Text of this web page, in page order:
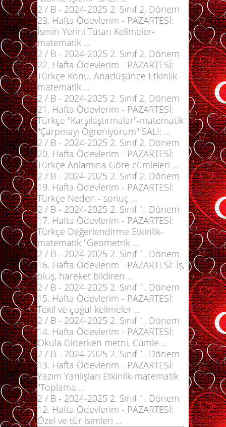
2 / B - 2024-2025 2. Sınıf 2. Dönem
23. Hafta Ödevlerim - PAZARTESİ:
İsmin Yerini Tutan Kelimeler-
matematik ...
2 / B - 2024-2025 2. Sınıf 2. Dönem
22. Hafta Ödevlerim - PAZARTESİ:
Türkçe Konu, Anadüşünce Etkinlik-
matematik ...
2 / B - 2024-2025 2. Sınıf 2. Dönem
21. Hafta Ödevlerim - PAZARTESİ:
Türkçe "Karşılaştırmalar"-matematik
"Çarpmayı Öğreniyorum" SALI: ...
2 / B - 2024-2025 2. Sınıf 2. Dönem
20. Hafta Ödevlerim - PAZARTESİ:
Türkçe Anlamına Göre cümleleri ...
2 / B - 2024-2025 2. Sınıf 2. Dönem
19. Hafta Ödevlerim - PAZARTESİ:
Türkçe Neden - sonuç ...
2 / B - 2024-2025 2. Sınıf 1. Dönem
17. Hafta Ödevlerim - PAZARTESİ:
Türkçe Değerlendirme Etkinlik-
matematik "Geometrik ...
2 / B - 2024-2025 2. Sınıf 1. Dönem
16. Hafta Ödevlerim - PAZARTESİ: İş,
oluş, hareket bildiren ...
2 / B - 2024-2025 2. Sınıf 1. Dönem
15. Hafta Ödevlerim - PAZARTESİ:
Tekil ve çoğul kelimeler ...
2 / B - 2024-2025 2. Sınıf 1. Dönem
14. Hafta Ödevlerim - PAZARTESİ:
Okula Giderken metni, Cümle ...
2 / B - 2024-2025 2. Sınıf 1. Dönem
13. Hafta Ödevlerim - PAZARTESİ:
Yazım Yanlışları Etkinlik-matematik
"Toplama ...
2 / B - 2024-2025 2. Sınıf 1. Dönem
12. Hafta Ödevlerim - PAZARTESİ:
Özel ve tür isimleri ...